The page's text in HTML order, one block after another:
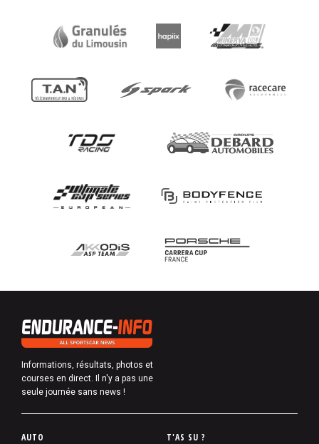
Informations, résultats, photos et
courses en direct. Il n'y a pas une
seule journée sans news !
P
AUTO T'AS SU ?